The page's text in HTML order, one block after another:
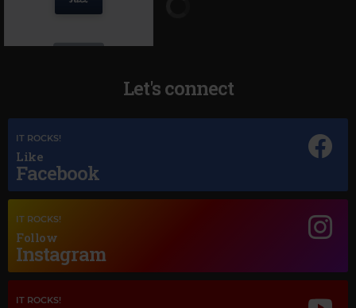
Magic Jazz
DIANA KRALL –TEMPTATION
Let's connect
IT ROCKS!
Like
Facebook
IT ROCKS!
Follow
Instagram
IT ROCKS!